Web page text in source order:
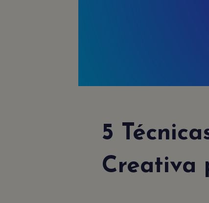
5
Creativa